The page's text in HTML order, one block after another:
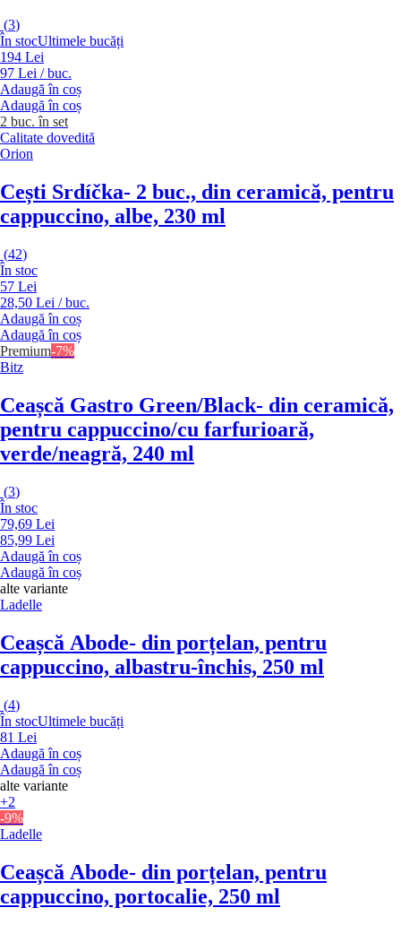
(3)
În stocUltimele bucăți
194 Lei
97 Lei / buc.
Adaugă în coș
Adaugă în coș
2 buc. în set
Calitate dovedită
Orion
Cești Srdíčka- 2 buc., din ceramică, pentru
cappuccino, albe, 230 ml
(42)
În stoc
57 Lei
28,50 Lei / buc.
Adaugă în coș
Adaugă în coș
Premium-7%
Bitz
Ceașcă Gastro Green/Black- din ceramică,
pentru cappuccino/cu farfurioară,
verde/neagră, 240 ml
(3)
În stoc
79,69 Lei
85,99 Lei
Adaugă în coș
Adaugă în coș
alte variante
Ladelle
Ceașcă Abode- din porțelan, pentru
cappuccino, albastru-închis, 250 ml
(4)
În stocUltimele bucăți
81 Lei
Adaugă în coș
Adaugă în coș
alte variante
+2
-9%
Ladelle
Ceașcă Abode- din porțelan, pentru
cappuccino, portocalie, 250 ml